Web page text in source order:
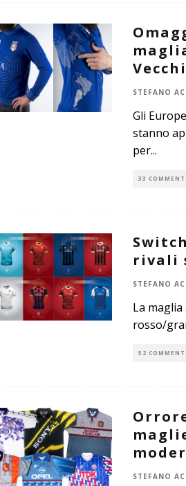
STEFANO
Gli
stanno
per...
33
rivali
STEFANO
La
rosso/
52
STEFANO